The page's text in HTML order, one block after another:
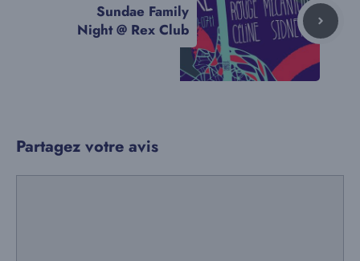
Sundae Family
Night @ Rex Club
Partagez votre avis